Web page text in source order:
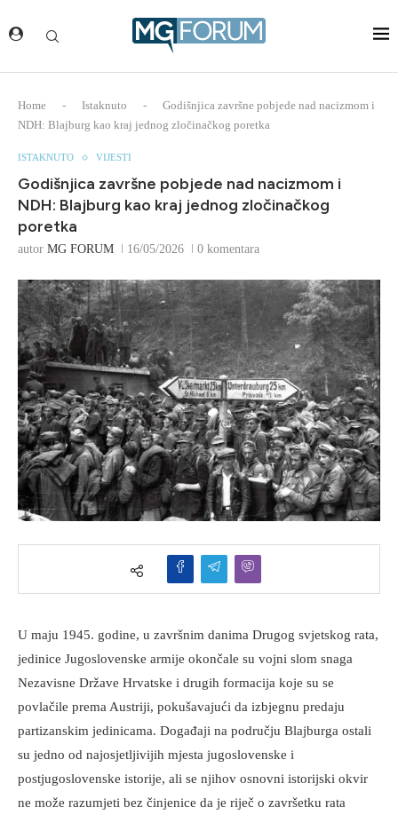
Home - Istaknuto -
Godišnjica završne pobjede nad nacizmom i
NDH: Blajburg kao kraj jednog zločinačkog poretka
ISTAKNUTO VIJESTI
Godišnjica završne pobjede nad nacizmom i
NDH: Blajburg kao kraj jednog zločinačkog
poretka
autor MG FORUM 16/05/2026 0 komentara
U maju 1945. godine, u završnim danima Drugog svjetskog rata,
jedinice Jugoslovenske armije okončale su vojni slom snaga
Nezavisne Države Hrvatske i drugih formacija koje su se
povlačile prema Austriji, pokušavajući da izbjegnu predaju
partizanskim jedinicama. Događaji na području Blajburga ostali
su jedno od najosjetljivijih mjesta jugoslovenske i
postjugoslovenske istorije, ali se njihov osnovni istorijski okvir
ne može razumjeti bez činjenice da je riječ o završetku rata